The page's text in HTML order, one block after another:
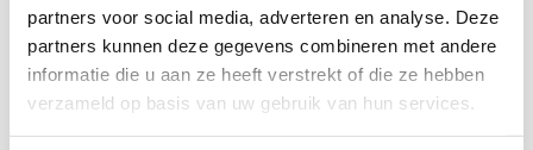
partners voor social media, adverteren en analyse. Deze
partners kunnen deze gegevens combineren met andere
informatie die u aan ze heeft verstrekt of die ze hebben
verzameld op basis van uw gebruik van hun services.
5 juli 2022